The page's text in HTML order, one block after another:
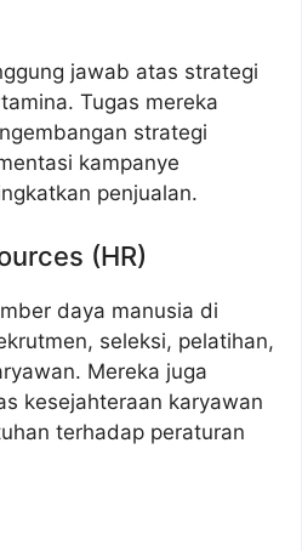
jawab atas strategi
Tugas mereka
strategi
kampanye
penjualan.
(HR)
daya manusia di
seleksi, pelatihan,
Mereka juga
kesejahteraan karyawan
terhadap peraturan